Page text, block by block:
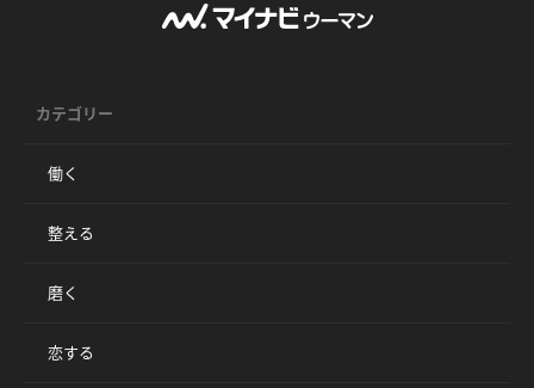
カテゴリー
働く
整える
磨く
恋する